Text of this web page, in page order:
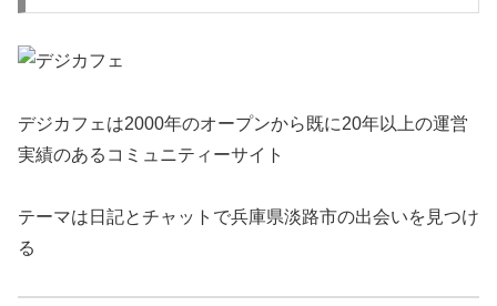
デジカフェは2000年のオープンから既に20年以上の運営
実績のあるコミュニティーサイト
テーマは日記とチャットで兵庫県淡路市の出会いを見つけ
る